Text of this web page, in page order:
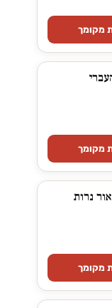
מקומך
מקומך
מקומך